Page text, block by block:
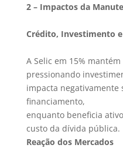
2 – Impactos da
Crédito, Investimento
A Selic em 15%
pressionando
impacta negativamente
financiamento,
enquanto beneficia
custo da dívida pública.
Reação dos Mercados